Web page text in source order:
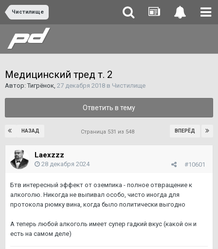
Чистилище
Медицинский тред т. 2
Автор:Тигрёнок, 27 декабря 2018 в Чистилище
Ответить в тему
НАЗАД ВПЕРЁД
Страница 531 из 548
Laexzzz
#10601
28 декабря 2024
Бтв интересный эффект от оземпика - полное отвращение к
алкоголю. Никогда не выпивал особо, чисто иногда для
протокола рюмку вина, когда было политически выгодно
А теперь любой алкоголь имеет супер гадкий вкус (какой он и
есть на самом деле)